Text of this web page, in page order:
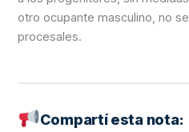
otro ocupante masculino, no
procesales.
Compartí esta nota: